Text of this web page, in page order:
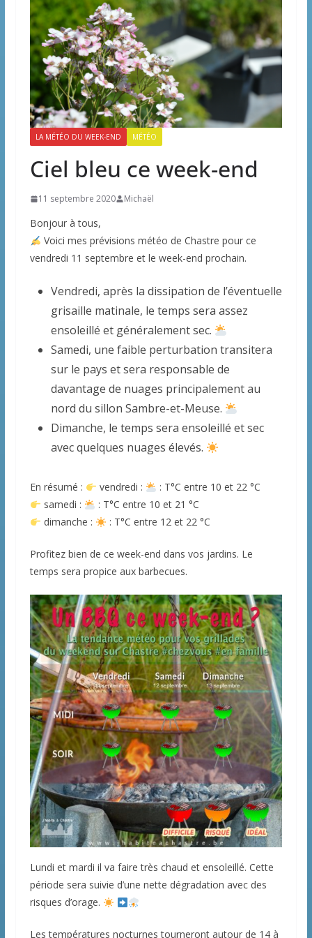
LA MÉTÉO DU WEEK-END MÉTÉO
Ciel bleu ce week-end
11 septembre 2020 Michaël
Bonjour à tous,
Voici mes prévisions météo de Chastre pour ce
vendredi 11 septembre et le week-end prochain.
Vendredi, après la dissipation de l’éventuelle
grisaille matinale, le temps sera assez
ensoleillé et généralement sec.
Samedi, une faible perturbation transitera
sur le pays et sera responsable de
davantage de nuages principalement au
nord du sillon Sambre-et-Meuse.
Dimanche, le temps sera ensoleillé et sec
avec quelques nuages élevés.
En résumé : vendredi :
: T°C entre 10 et 22 °C
samedi :
: T°C entre 10 et 21 °C
dimanche :
: T°C entre 12 et 22 °C
Profitez bien de ce week-end dans vos jardins. Le
temps sera propice aux barbecues.
Lundi et mardi il va faire très chaud et ensoleillé. Cette
période sera suivie d’une nette dégradation avec des
risques d’orage.
Les températures nocturnes tourneront autour de 14 à